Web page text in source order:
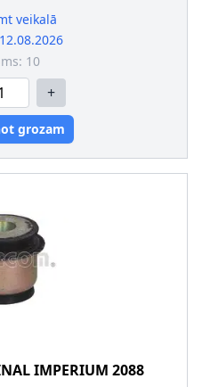
veikalā
10
+
grozam
IMPERIUM 2088